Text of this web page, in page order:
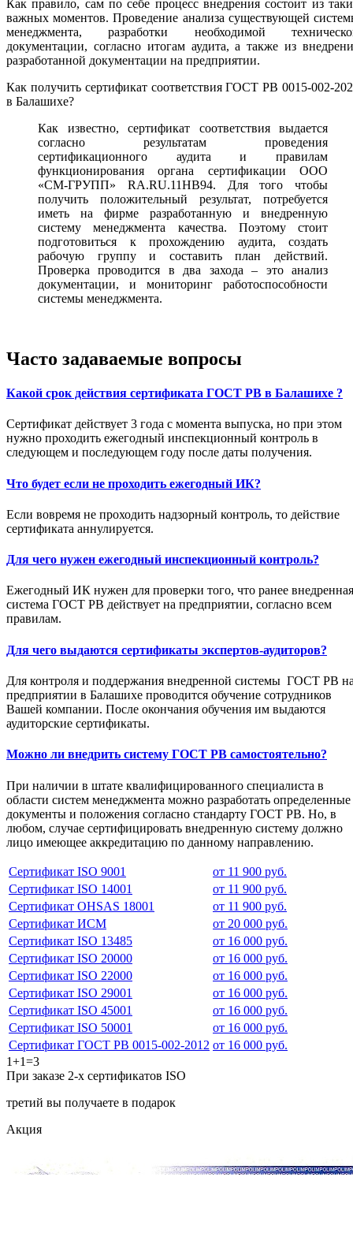
Как правило, сам по себе процесс внедрения состоит из
важных моментов. Проведение анализа существующей
менеджмента, разработки необходимой
документации, согласно итогам аудита, а также из
разработанной документации на предприятии.
Как получить сертификат соответствия ГОСТ РВ 0015-002-
в Балашихе?
Как известно, сертификат соответствия выдается
согласно результатам проведения
сертификационного аудита и правилам
функционирования органа сертификации ООО
«СМ-ГРУПП» RA.RU.11НВ94. Для того чтобы
получить положительный результат, потребуется
иметь на фирме разработанную и внедренную
систему менеджмента качества. Поэтому стоит
подготовиться к прохождению аудита, создать
рабочую группу и составить план действий.
Проверка проводится в два захода – это анализ
документации, и мониторинг работоспособности
системы менеджмента.
Часто задаваемые вопросы
Какой срок действия сертификата ГОСТ РВ в Балашихе ?
Сертификат действует 3 года с момента выпуска, но при этом
нужно проходить ежегодный инспекционный контроль в
следующем и последующем году после даты получения.
Что будет если не проходить ежегодный ИК?
Если вовремя не проходить надзорный контроль, то действие
сертификата аннулируется.
Для чего нужен ежегодный инспекционный контроль?
Ежегодный ИК нужен для проверки того, что ранее внедренная
система ГОСТ РВ действует на предприятии, согласно всем
правилам.
Для чего выдаются сертификаты экспертов-аудиторов?
Для контроля и поддержания внедренной системы ГОСТ РВ
предприятии в Балашихе проводится обучение сотрудников
Вашей компании. После окончания обучения им выдаются
аудиторские сертификаты.
Можно ли внедрить систему ГОСТ РВ самостоятельно?
При наличии в штате квалифицированного специалиста в
области систем менеджмента можно разработать определенные
документы и положения согласно стандарту ГОСТ РВ. Но, в
любом, случае сертифицировать внедренную систему должно
лицо имеющее аккредитацию по данному направлению.
Сертификат ISO 9001
от 11 900 руб.
Сертификат ISO 14001
от 11 900 руб.
Сертификат OHSAS 18001
от 11 900 руб.
Сертификат ИСМ
от 20 000 руб.
Сертификат ISO 13485
от 16 000 руб.
Сертификат ISO 20000
от 16 000 руб.
Сертификат ISO 22000
от 16 000 руб.
Сертификат ISO 29001
от 16 000 руб.
Сертификат ISO 45001
от 16 000 руб.
Сертификат ISO 50001
от 16 000 руб.
Сертификат ГОСТ РВ 0015-002-2012 от 16 000 руб.
1+1=3
При заказе 2-х сертификатов ISO
третий вы получаете в подарок
Акция